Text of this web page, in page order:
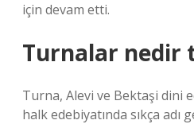
için devam etti.
Turnalar nedir
Turna, Alevi ve Bektaşi dini
halk edebiyatında sıkça adı